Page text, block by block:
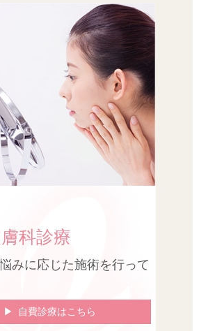
科診療
みに応じた施術を行って
自費診療はこちら